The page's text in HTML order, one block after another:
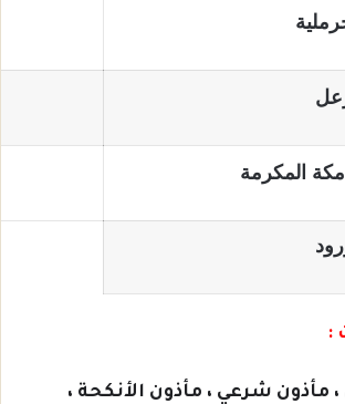
المكرمة
:
مأذون شرعي ، مأذون الأنكحة ،